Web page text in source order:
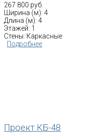
267 800 руб.
Ширина (м): 4
Длина (м): 4
Этажей: 1
Стены: Каркасные
Подробнее
Проект КБ-48